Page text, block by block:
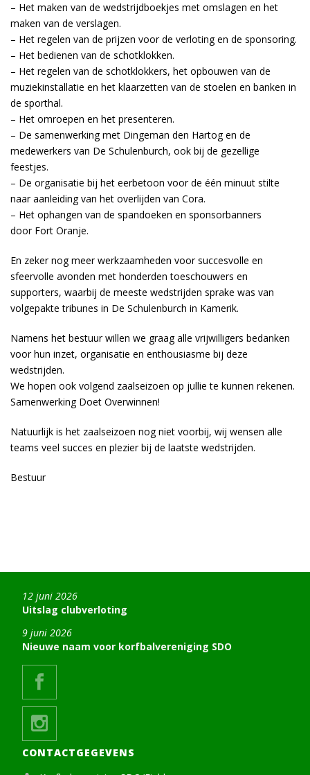
– Het maken van de wedstrijdboekjes met omslagen en het
maken van de verslagen.
– Het regelen van de prijzen voor de verloting en de sponsoring.
– Het bedienen van de schotklokken.
– Het regelen van de schotklokkers, het opbouwen van de
muziekinstallatie en het klaarzetten van de stoelen en banken in
de sporthal.
– Het omroepen en het presenteren.
– De samenwerking met Dingeman den Hartog en de
medewerkers van De Schulenburch, ook bij de gezellige
feestjes.
– De organisatie bij het eerbetoon voor de één minuut stilte
naar aanleiding van het overlijden van Cora.
– Het ophangen van de spandoeken en sponsorbanners
door Fort Oranje.
En zeker nog meer werkzaamheden voor succesvolle en
sfeervolle avonden met honderden toeschouwers en
supporters, waarbij de meeste wedstrijden sprake was van
volgepakte tribunes in De Schulenburch in Kamerik.
Namens het bestuur willen we graag alle vrijwilligers bedanken
voor hun inzet, organisatie en enthousiasme bij deze
wedstrijden.
We hopen ook volgend zaalseizoen op jullie te kunnen rekenen.
Samenwerking Doet Overwinnen!
Natuurlijk is het zaalseizoen nog niet voorbij, wij wensen alle
teams veel succes en plezier bij de laatste wedstrijden.
Bestuur
Uitslag clubverloting
12 juni 2026
Nieuwe naam voor korfbalvereniging SDO
9 juni 2026
CONTACTGEGEVENS